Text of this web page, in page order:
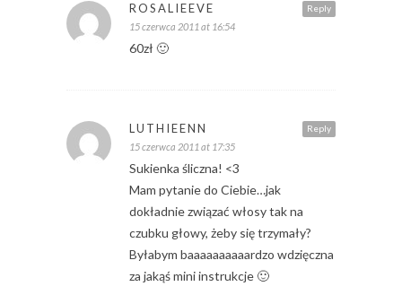
Reply
ROSALIEEVE
15 czerwca 2011 at 16:54
60zł 🙂
Reply
LUTHIEENN
15 czerwca 2011 at 17:35
Sukienka śliczna! <3
Mam pytanie do Ciebie…jak
dokładnie związać włosy tak na
czubku głowy, żeby się trzymały?
Byłabym baaaaaaaaaardzo wdzięczna
za jakąś mini instrukcje 🙂